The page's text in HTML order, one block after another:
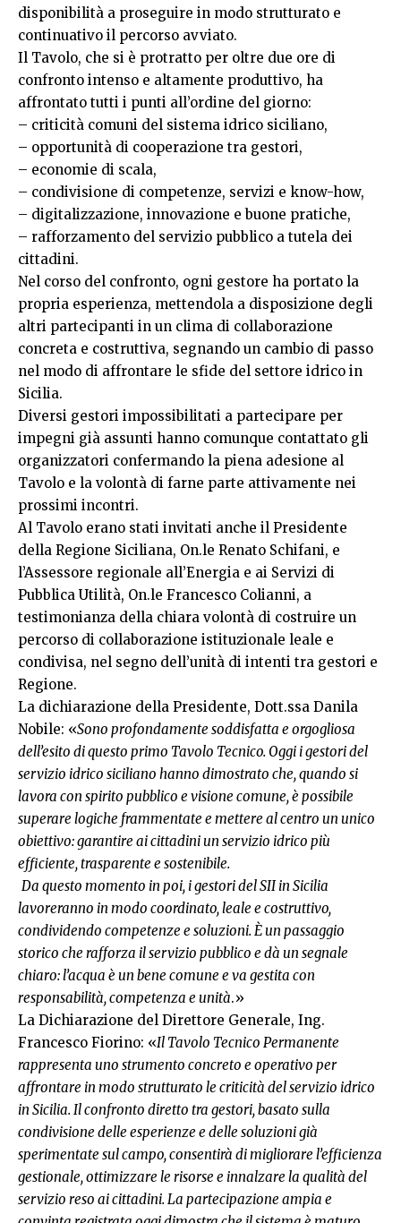
disponibilità a proseguire in modo strutturato e
continuativo il percorso avviato.
Il Tavolo, che si è protratto per oltre due ore di
confronto intenso e altamente produttivo, ha
affrontato tutti i punti all’ordine del giorno:
– criticità comuni del sistema idrico siciliano,
– opportunità di cooperazione tra gestori,
– economie di scala,
– condivisione di competenze, servizi e know-how,
– digitalizzazione, innovazione e buone pratiche,
– rafforzamento del servizio pubblico a tutela dei
cittadini.
Nel corso del confronto, ogni gestore ha portato la
propria esperienza, mettendola a disposizione degli
altri partecipanti in un clima di collaborazione
concreta e costruttiva, segnando un cambio di passo
nel modo di affrontare le sfide del settore idrico in
Sicilia.
Diversi gestori impossibilitati a partecipare per
impegni già assunti hanno comunque contattato gli
organizzatori confermando la piena adesione al
Tavolo e la volontà di farne parte attivamente nei
prossimi incontri.
Al Tavolo erano stati invitati anche il Presidente
della Regione Siciliana, On.le Renato Schifani, e
l’Assessore regionale all’Energia e ai Servizi di
Pubblica Utilità, On.le Francesco Colianni, a
testimonianza della chiara volontà di costruire un
percorso di collaborazione istituzionale leale e
condivisa, nel segno dell’unità di intenti tra gestori e
Regione.
La dichiarazione della Presidente, Dott.ssa Danila
Nobile: «Sono profondamente soddisfatta e orgogliosa
dell’esito di questo primo Tavolo Tecnico. Oggi i gestori del
servizio idrico siciliano hanno dimostrato che, quando si
lavora con spirito pubblico e visione comune, è possibile
superare logiche frammentate e mettere al centro un unico
obiettivo: garantire ai cittadini un servizio idrico più
efficiente, trasparente e sostenibile.
Da questo momento in poi, i gestori del SII in Sicilia
lavoreranno in modo coordinato, leale e costruttivo,
condividendo competenze e soluzioni. È un passaggio
storico che rafforza il servizio pubblico e dà un segnale
chiaro: l’acqua è un bene comune e va gestita con
responsabilità, competenza e unità.»
La Dichiarazione del Direttore Generale, Ing.
Francesco Fiorino: «Il Tavolo Tecnico Permanente
rappresenta uno strumento concreto e operativo per
affrontare in modo strutturato le criticità del servizio idrico
in Sicilia. Il confronto diretto tra gestori, basato sulla
condivisione delle esperienze e delle soluzioni già
sperimentate sul campo, consentirà di migliorare l’efficienza
gestionale, ottimizzare le risorse e innalzare la qualità del
servizio reso ai cittadini. La partecipazione ampia e